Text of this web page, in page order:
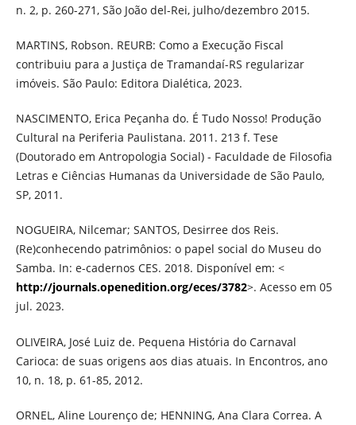
n. 2, p. 260-271, São João del-Rei, julho/dezembro 2015.
MARTINS, Robson. REURB: Como a Execução Fiscal
contribuiu para a Justiça de Tramandaí-RS regularizar
imóveis. São Paulo: Editora Dialética, 2023.
NASCIMENTO, Erica Peçanha do. É Tudo Nosso! Produção
Cultural na Periferia Paulistana. 2011. 213 f. Tese
(Doutorado em Antropologia Social) - Faculdade de Filosofia
Letras e Ciências Humanas da Universidade de São Paulo,
SP, 2011.
NOGUEIRA, Nilcemar; SANTOS, Desirree dos Reis.
(Re)conhecendo patrimônios: o papel social do Museu do
Samba. In: e-cadernos CES. 2018. Disponível em: <
http://journals.openedition.org/eces/3782>. Acesso em 05
jul. 2023.
OLIVEIRA, José Luiz de. Pequena História do Carnaval
Carioca: de suas origens aos dias atuais. In Encontros, ano
10, n. 18, p. 61-85, 2012.
ORNEL, Aline Lourenço de; HENNING, Ana Clara Correa. A